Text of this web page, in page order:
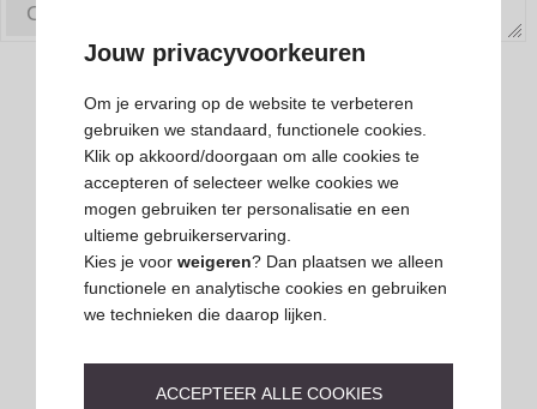
uiteraard uw geld terug of wordt een nieuw of juist
Mocht u niet tevreden zijn over uw bestelling of een
deel hiervan, dan kunt u het bestelde binnen de
zichttermijn retourneren.
Voor het retourneren van artikelen dienen ze aan
de volgende voorwaarden voldoen:
• binnen de zichttermijn van 14 dagen;
OK, bedankt.
Jouw privacyvoorkeuren
Om je ervaring op de website te verbeteren
gebruiken we standaard, functionele cookies.
Klik op akkoord/doorgaan om alle cookies te
accepteren of selecteer welke cookies we
mogen gebruiken ter personalisatie en een
ultieme gebruikerservaring.
Kies je voor weigeren? Dan plaatsen we alleen
functionele en analytische cookies en gebruiken
we technieken die daarop lijken.
ACCEPTEER ALLE COOKIES